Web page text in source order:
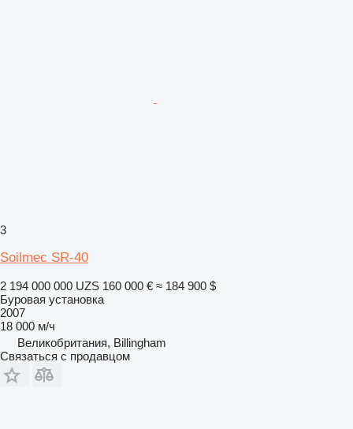
3
Soilmec SR-40
2 194 000 000 UZS 160 000 € ≈ 184 900 $
Буровая установка
2007
18 000 м/ч
Великобритания, Billingham
Связаться с продавцом